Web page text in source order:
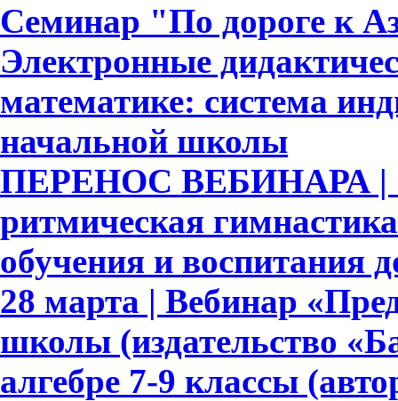
Семинар "По дороге к
Электронные
математике: система
начальной школы
ПЕРЕНОС ВЕБИНАРА |
ритмическая
обучения и воспитания
28 марта | Вебинар
школы (издательство
алгебре 7-9 классы